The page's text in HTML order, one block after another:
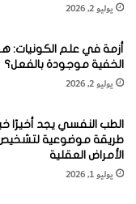
أي الاشتباه بالثعالب
الوالابي. لكن هناك
عامل السياحة من
بأقصى شمال الولاية،
تشبه الكلاب ذات
جانبيها. وقال: “لم
و
ر
ك
ي
أ
ك
ل
اً
ء
و
ء
ا
؟
يوليو 2, 2026
أزمة في علم الكونيات:
الخفية موجودة بالفعل؟
يوليو 2, 2026
الطب النفسي يجد أخيرًا
طريقة موضوعية
الأمراض العقلية
يوليو 1, 2026